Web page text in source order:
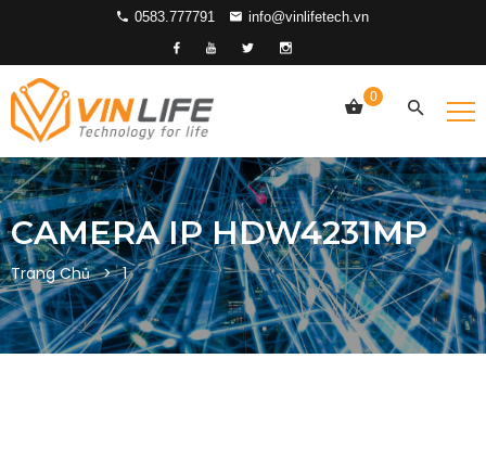
0583.777791 info@vinlifetech.vn
0
CAMERA IP HDW4231MP
Trang Chủ 1